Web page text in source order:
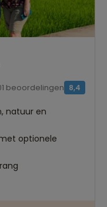
8,4
beoordelingen
natuur en
optionele